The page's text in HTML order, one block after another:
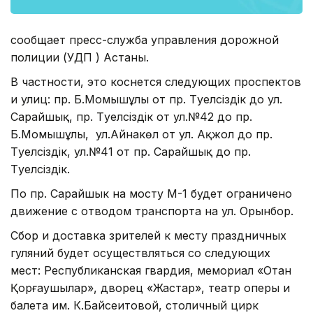
сообщает пресс-служба управления дорожной
полиции (УДП ) Астаны.
В частности, это коснется следующих проспектов
и улиц: пр. Б.Момышұлы от пр. Тәуелсіздік до ул.
Сарайшық, пр. Тәуелсіздік от ул.№42 до пр.
Б.Момышұлы, ул.Айнакөл от ул. Ақжол до пр.
Тәуелсіздік, ул.№41 от пр. Сарайшық до пр.
Тәуелсіздік.
По пр. Сарайшык на мосту М-1 будет ограничено
движение с отводом транспорта на ул. Орынбор.
Сбор и доставка зрителей к месту праздничных
гуляний будет осуществляться со следующих
мест: Республиканская гвардия, мемориал «Отан
Қорғаушылар», дворец «Жастар», театр оперы и
балета им. К.Байсеитовой, столичный цирк